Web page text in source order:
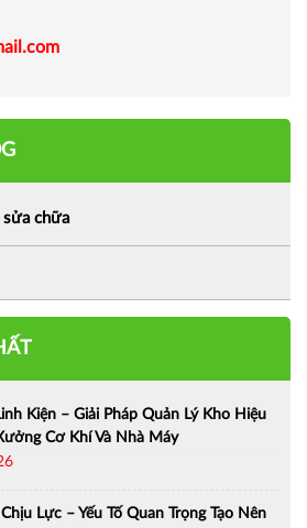
sửa chữa
Kiện – Giải Pháp Quản Lý Kho Hiệu
Cơ Khí Và Nhà Máy
Lực – Yếu Tố Quan Trọng Tạo Nên